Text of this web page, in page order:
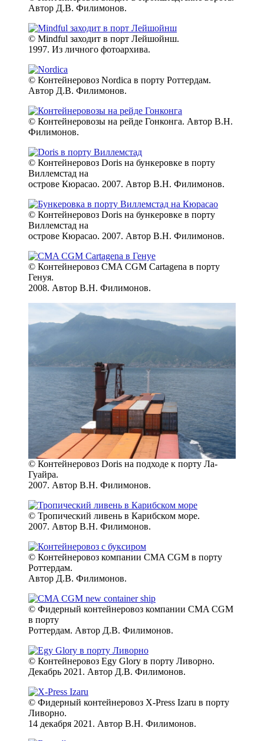
Автор Д.В. Филимонов.
© Mindful заходит в порт Лейшойнш.
1997. Из личного фотоархива.
© Контейнеровоз Nordica в порту Роттердам.
Автор Д.В. Филимонов.
© Контейнеровозы на рейде Гонконга. Автор В.Н.
Филимонов.
© Контейнеровоз Doris на бункеровке в порту
Виллемстад на
острове Кюрасао. 2007. Автор В.Н. Филимонов.
© Контейнеровоз Doris на бункеровке в порту
Виллемстад на
острове Кюрасао. 2007. Автор В.Н. Филимонов.
© Контейнеровоз CMA CGM Cartagena в порту
Генуя.
2008. Автор В.Н. Филимонов.
© Контейнеровоз Doris на подходе к порту Ла-
Гуайра.
2007. Автор В.Н. Филимонов.
© Тропический ливень в Карибском море.
2007. Автор В.Н. Филимонов.
© Контейнеровоз компании CMA CGM в порту
Роттердам.
Автор Д.В. Филимонов.
© Фидерный контейнеровоз компании CMA CGM
в порту
Роттердам. Автор Д.В. Филимонов.
© Контейнеровоз Egy Glory в порту Ливорно.
Декабрь 2021. Автор Д.В. Филимонов.
© Фидерный контейнеровоз X-Press Izaru в порту
Ливорно.
14 декабря 2021. Автор В.Н. Филимонов.